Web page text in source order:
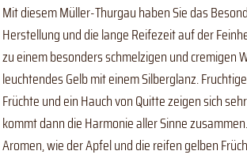
Mit diesem Müller-Thurgau haben Sie das
Herstellung und die lange Reifezeit auf der
zu einem besonders schmelzigen und cremigen
leuchtendes Gelb mit einem Silberglanz.
Früchte und ein Hauch von Quitte zeigen sich
kommt dann die Harmonie aller Sinne
Aromen, wie der Apfel und die reifen gelben